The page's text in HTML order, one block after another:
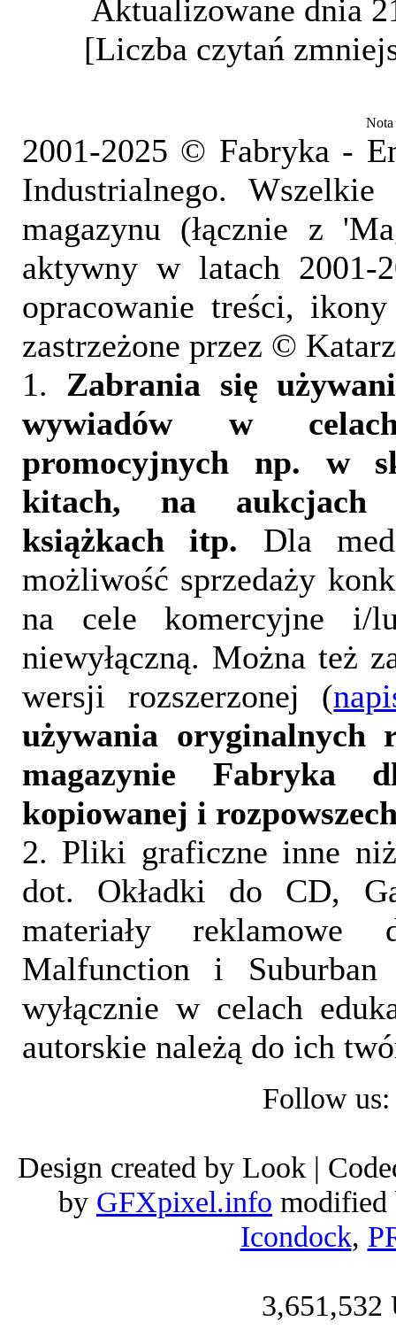
Aktualizowane dnia
[Liczba czytań
Nota
2001-2025 © Fabryka -
Industrialnego. Wszelkie
magazynu (łącznie z
aktywny w latach 2001-
opracowanie treści,
zastrzeżone przez ©
1. Zabrania się
wywiadów w
promocyjnych np. w
kitach, na aukcjach
książkach itp. Dla
możliwość sprzedaży
na cele komercyjne i/
niewyłączną. Można też
wersji rozszerzonej (
używania oryginalnych
magazynie Fabryka
kopiowanej i
2. Pliki graficzne inne
dot. Okładki do CD,
materiały reklamowe
Malfunction i Suburban
wyłącznie w celach
autorskie należą do ich
Follow us:
Design created by Look |
by GFXpixel.info
Icondock,